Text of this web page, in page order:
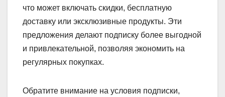
что может включать скидки, бесплатную
доставку или эксклюзивные продукты. Эти
предложения делают подписку более выгодной
и привлекательной, позволяя экономить на
регулярных покупках.
Обратите внимание на условия подписки,